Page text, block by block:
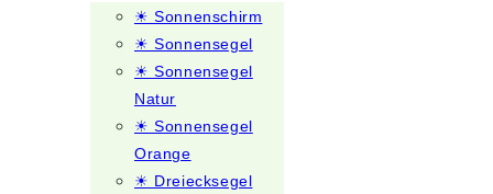
☀ Sonnenschirm
☀ Sonnensegel
☀ Sonnensegel
Natur
☀ Sonnensegel
Orange
☀ Dreiecksegel